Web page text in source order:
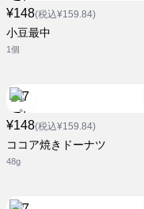
¥148(税込¥159.84)
小豆最中
1個
¥148(税込¥159.84)
ココア焼きドーナツ
48g